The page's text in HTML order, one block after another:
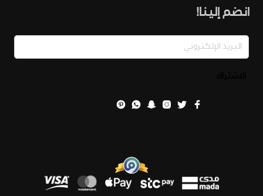
انضم إلينا!